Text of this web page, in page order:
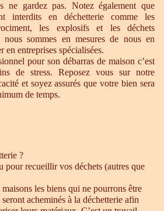
ne gardez pas. Notez également que
interdits en déchetterie comme les
les explosifs et les déchets
sommes en mesures de nous en
en entreprises spécialisées.
pour son débarras de maison c’est
de stress. Reposez vous sur notre
et soyez assurés que votre bien sera
de temps.
?
pour recueillir vos déchets (autres que
les biens qui ne pourrons être
acheminés à la déchetterie afin